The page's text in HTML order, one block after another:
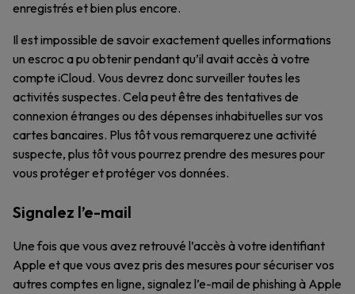
enregistrés et bien plus encore.
Il est impossible de savoir exactement quelles informations
un escroc a pu obtenir pendant qu’il avait accès à votre
compte iCloud. Vous devrez donc surveiller toutes les
activités suspectes. Cela peut être des tentatives de
connexion étranges ou des dépenses inhabituelles sur vos
cartes bancaires. Plus tôt vous remarquerez une activité
suspecte, plus tôt vous pourrez prendre des mesures pour
vous protéger et protéger vos données.
Signalez l’e-mail
Une fois que vous avez retrouvé l’accès à votre identifiant
Apple et que vous avez pris des mesures pour sécuriser vos
autres comptes en ligne, signalez l’e-mail de phishing à Apple